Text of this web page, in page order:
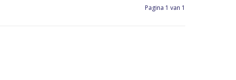
Pagina 1 van 1